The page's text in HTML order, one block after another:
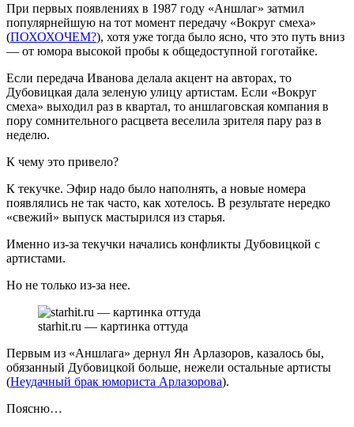
При первых появлениях в 1987 году «Аншлаг» затмил
популярнейшую на тот момент передачу «Вокруг смеха»
(ПОХОХОЧЕМ?), хотя уже тогда было ясно, что это путь вниз
— от юмора высокой пробы к общедоступной гоготайке.
Если передача Иванова делала акцент на авторах, то
Дубовицкая дала зеленую улицу артистам. Если «Вокруг
смеха» выходил раз в квартал, то аншлаговская компания в
пору сомнительного расцвета веселила зрителя пару раз в
неделю.
К чему это привело?
К текучке. Эфир надо было наполнять, а новые номера
появлялись не так часто, как хотелось. В результате нередко
«свежий» выпуск мастырился из старья.
Именно из-за текучки начались конфликты Дубовицкой с
артистами.
Но не только из-за нее.
starhit.ru — картинка оттуда
Первым из «Аншлага» дернул Ян Арлазоров, казалось бы,
обязанный Дубовицкой больше, нежели остальные артисты
(Неудачный брак юмориста Арлазорова).
Поясню…